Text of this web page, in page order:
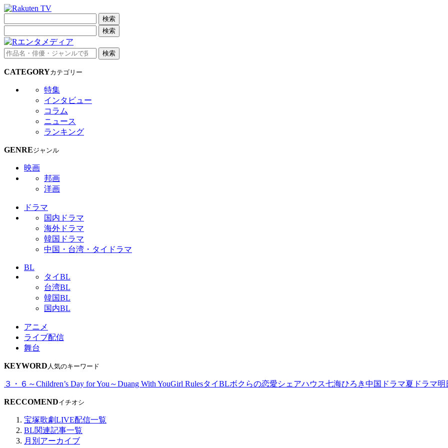
検索
検索
検索
CATEGORYカテゴリー
特集
インタビュー
コラム
ニュース
ランキング
GENREジャンル
映画
邦画
洋画
ドラマ
国内ドラマ
海外ドラマ
韓国ドラマ
中国・台湾・タイドラマ
BL
タイBL
台湾BL
韓国BL
国内BL
アニメ
ライブ配信
舞台
KEYWORD 人気のキーワード
３・６～Children’s Day for You～Duang With YouGirl RulesタイBLボクらの恋愛シェアハウス七海ひろき中国ドラマ夏ドラマ明
RECCOMENDイチオシ
宝塚歌劇LIVE配信一覧
BL関連記事一覧
月別アーカイブ